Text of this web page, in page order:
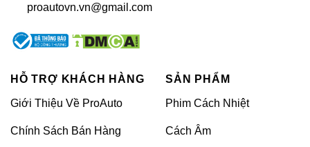
Nâng cấp đèn cho xe Mitsubishi Xforce 2024 mang
lại nhiều lợi ích không chỉ về hiệu suất mà còn về
thẩm mỹ và giá trị tổng thể của xe. Dưới đây là
bạn:
bạn nhìn rõ hơn trong điều kiện ánh sáng yếu
proautovn.vn@gmail.com
HỖ TRỢ KHÁCH HÀNG
Giới Thiệu Về ProAuto
Chính Sách Bán Hàng
SẢN PHẨM
Phim Cách Nhiệt
Cách Âm